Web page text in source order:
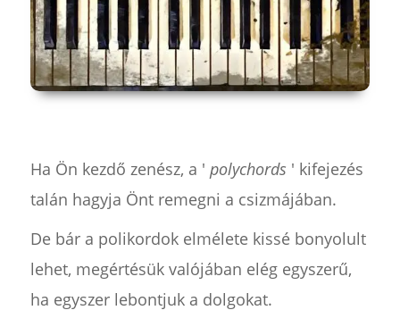
Ha Ön kezdő zenész, a ' polychords ' kifejezés
talán hagyja Önt remegni a csizmájában.
De bár a polikordok elmélete kissé bonyolult
lehet, megértésük valójában elég egyszerű,
ha egyszer lebontjuk a dolgokat.